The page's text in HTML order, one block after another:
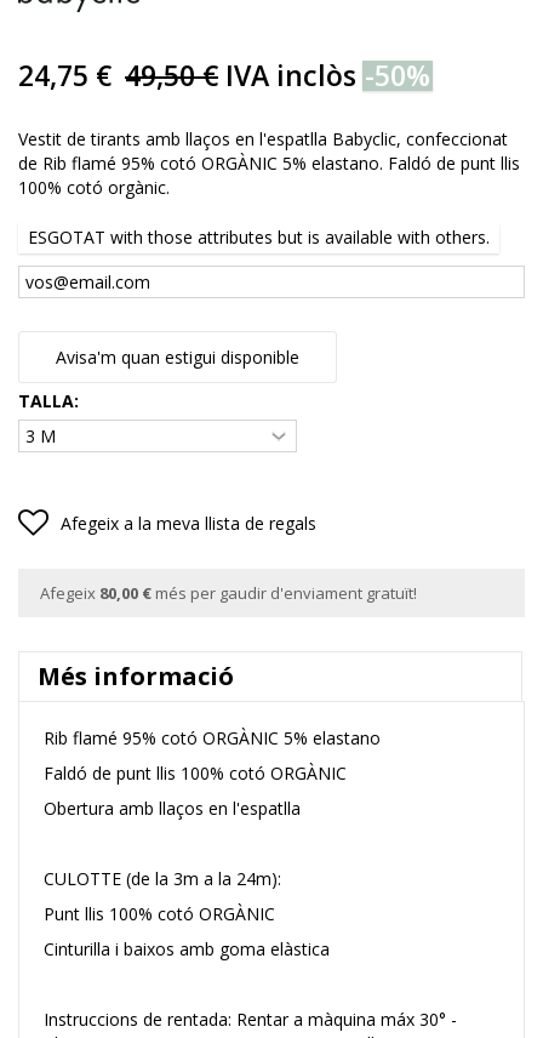
24,75 € 49,50 € IVA inclòs -50%
Vestit de tirants amb llaços en l'espatlla Babyclic, confeccionat
de Rib flamé 95% cotó ORGÀNIC 5% elastano. Faldó de punt llis
100% cotó orgànic.
ESGOTAT with those attributes but is available with others.
Avisa'm quan estigui disponible
TALLA:
Afegeix a la meva llista de regals
Afegeix 80,00 € més per gaudir d'enviament gratuït!
Més informació
Rib flamé 95% cotó ORGÀNIC 5% elastano
Faldó de punt llis 100% cotó ORGÀNIC
Obertura amb llaços en l'espatlla
CULOTTE (de la 3m a la 24m):
Punt llis 100% cotó ORGÀNIC
Cinturilla i baixos amb goma elàstica
Instruccions de rentada: Rentar a màquina máx 30° -